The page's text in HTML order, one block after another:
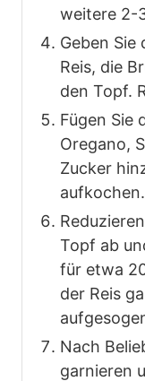
weitere 2-
Geben
Reis, die
den Topf.
Fügen Sie
Oregano,
Zucker
aufkochen.
Topf ab
für etwa
der Reis
Nach
garnieren